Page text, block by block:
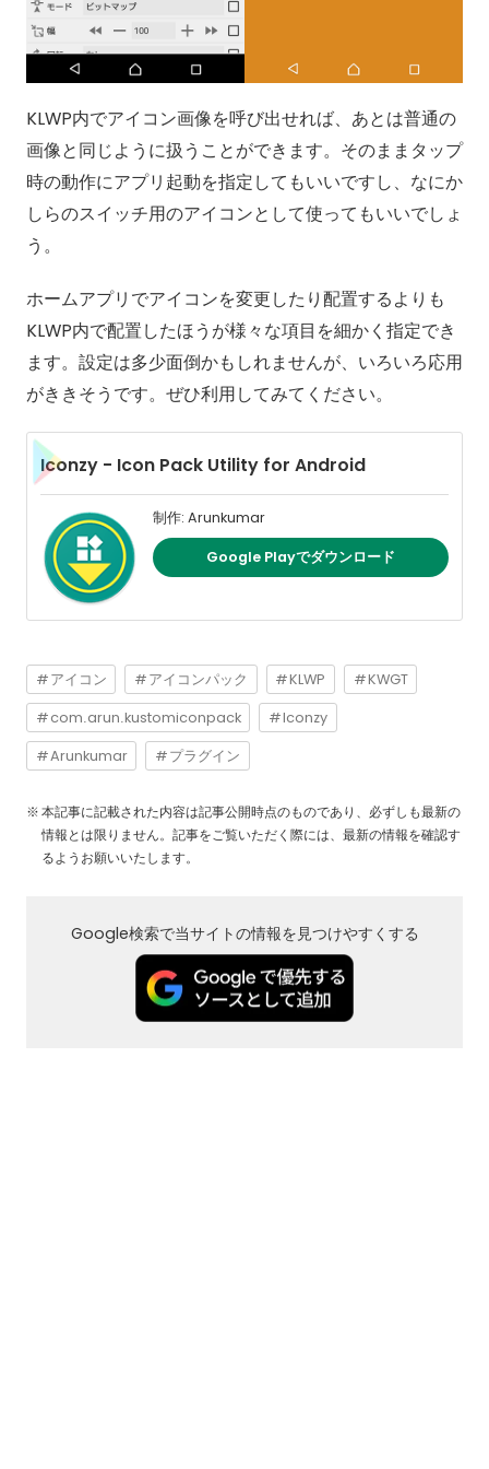
KLWP内でアイコン画像を呼び出せれば、あとは普通の
画像と同じように扱うことができます。そのままタップ
時の動作にアプリ起動を指定してもいいですし、なにか
しらのスイッチ用のアイコンとして使ってもいいでしょ
う。
ホームアプリでアイコンを変更したり配置するよりも
KLWP内で配置したほうが様々な項目を細かく指定でき
ます。設定は多少面倒かもしれませんが、いろいろ応用
がききそうです。ぜひ利用してみてください。
Iconzy - Icon Pack Utility for Android
制作: Arunkumar
Google Playでダウンロード
アイコン アイコンパック KLWP KWGT
com.arun.kustomiconpack Iconzy
Arunkumar プラグイン
本記事に記載された内容は記事公開時点のものであり、必ずしも最新の
情報とは限りません。記事をご覧いただく際には、最新の情報を確認す
るようお願いいたします。
Google検索で当サイトの情報を見つけやすくする